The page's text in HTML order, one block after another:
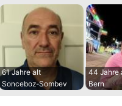
61 Jahre alt
Sonceboz-Sombev
44 Jahre
Bern